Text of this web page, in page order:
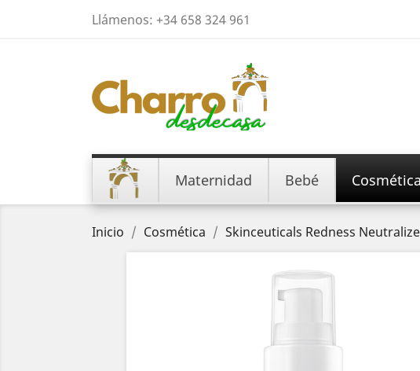
Llámenos: +34 658 324 961
Maternidad Bebé Cosmética
Inicio Cosmética Skinceuticals Redness